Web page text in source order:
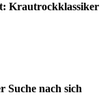
Krautrockklassiker
Suche nach sich